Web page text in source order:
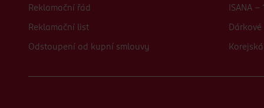
Reklamační řád
Reklamační list
Odstoupení od kupní smlouvy
ISANA